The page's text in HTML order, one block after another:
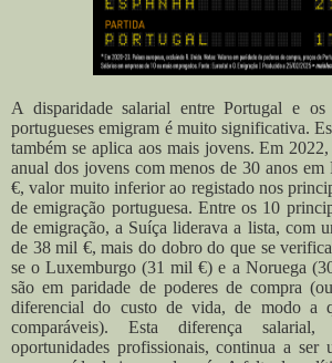
A disparidade salarial entre Portugal e
portugueses emigram é muito significativa.
também se aplica aos mais jovens. Em
anual dos jovens com menos de 30 anos
€, valor muito inferior ao registado nos
de emigracao portuguesa. Entre os 10
de emigracao, a Suíca liderava a lista, com
de 38 mil €, mais do dobro do que se
se o Luxemburgo (31 mil €) e a Noruega
sao em paridade de poderes de compra
diferencial do custo de vida, de modo a
comparáveis). Esta diferenca salarial,
oportunidades profissionais, continua a ser